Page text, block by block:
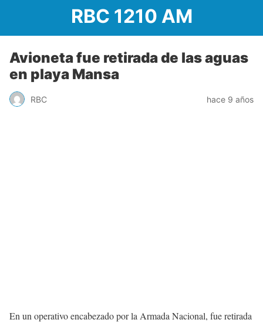
RBC 1210 AM
Avioneta fue retirada de las aguas
en playa Mansa
RBC hace 9 años
En un operativo encabezado por la Armada Nacional, fue retirada